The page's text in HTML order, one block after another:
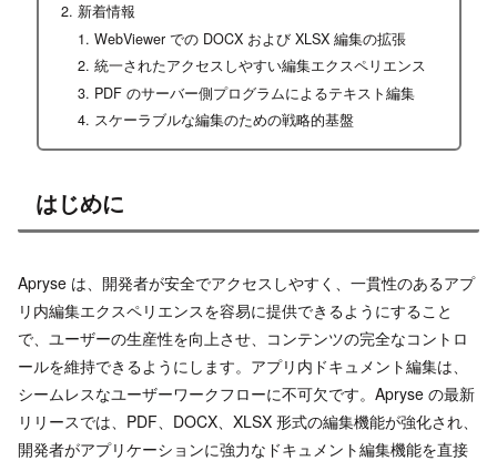
新着情報
WebViewer での DOCX および XLSX 編集の拡張
統一されたアクセスしやすい編集エクスペリエンス
PDF のサーバー側プログラムによるテキスト編集
スケーラブルな編集のための戦略的基盤
はじめに
Apryse は、開発者が安全でアクセスしやすく、一貫性のあるアプ
リ内編集エクスペリエンスを容易に提供できるようにすること
で、ユーザーの生産性を向上させ、コンテンツの完全なコントロ
ールを維持できるようにします。アプリ内ドキュメント編集は、
シームレスなユーザーワークフローに不可欠です。Apryse の最新
リリースでは、PDF、DOCX、XLSX 形式の編集機能が強化され、
開発者がアプリケーションに強力なドキュメント編集機能を直接